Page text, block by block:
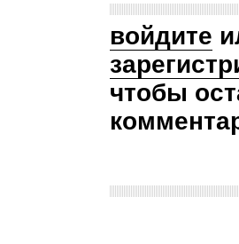
войдите
чтобы